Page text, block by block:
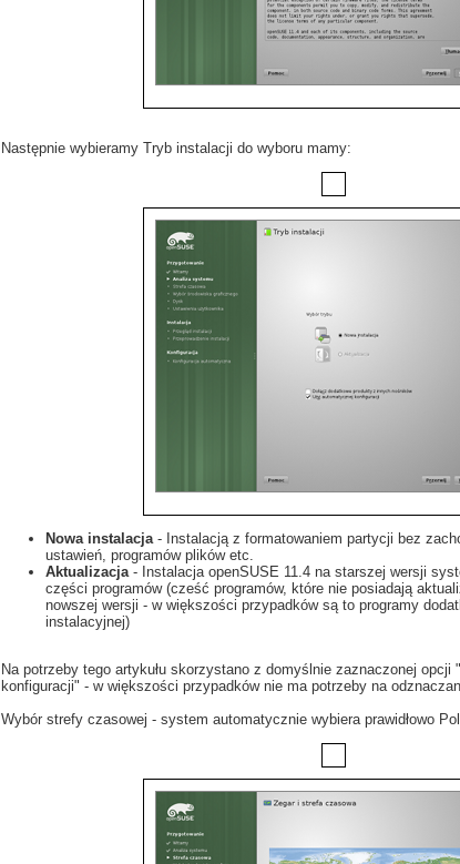
Następnie wybieramy Tryb instalacji do wyboru mamy:
Nowa instalacja- Instalacją z formatowaniem partycji bez
ustawień, programów plików etc.
Aktualizacja- Instalacja openSUSE 11.4 na starszej wersji
części programów (cześć programów, które nie posiadają
nowszej wersji - w większości przypadków są to programy
instalacyjnej)
Na potrzeby tego artykułu skorzystano z domyślnie zaznaczonej opcji
konfiguracji" - w większości przypadków nie ma potrzeby na
Wybór strefy czasowej - system automatycznie wybiera prawidłowo